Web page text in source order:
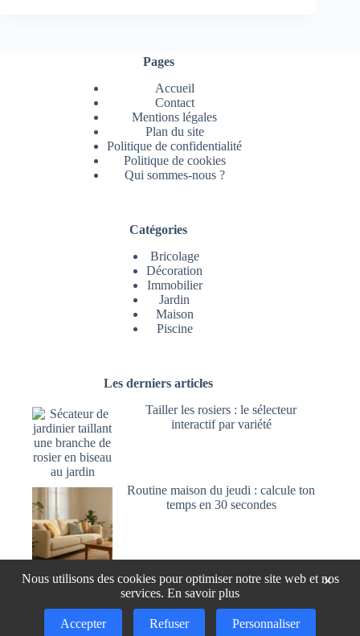
Pages
Accueil
Contact
Mentions légales
Plan du site
Politique de confidentialité
Politique de cookies
Qui sommes-nous ?
Catégories
Bricolage
Décoration
Immobilier
Jardin
Maison
Piscine
Les derniers articles
Tailler les rosiers : le sélecteur
interactif par variété
Routine maison du jeudi : calcule ton
temps en 30 secondes
Utiliser l’acide oxalique pour blanchir
et nettoyer le bois
×
Nous utilisons des cookies pour optimiser notre site web et nos
services. En savoir plus
Accepter Refuser Personnaliser